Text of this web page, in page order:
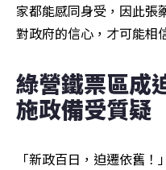
家都能感同身受，因此張
對政府的信心，才可能相
綠營鐵票區成
施政備受質疑
「新政百日，迫遷依舊